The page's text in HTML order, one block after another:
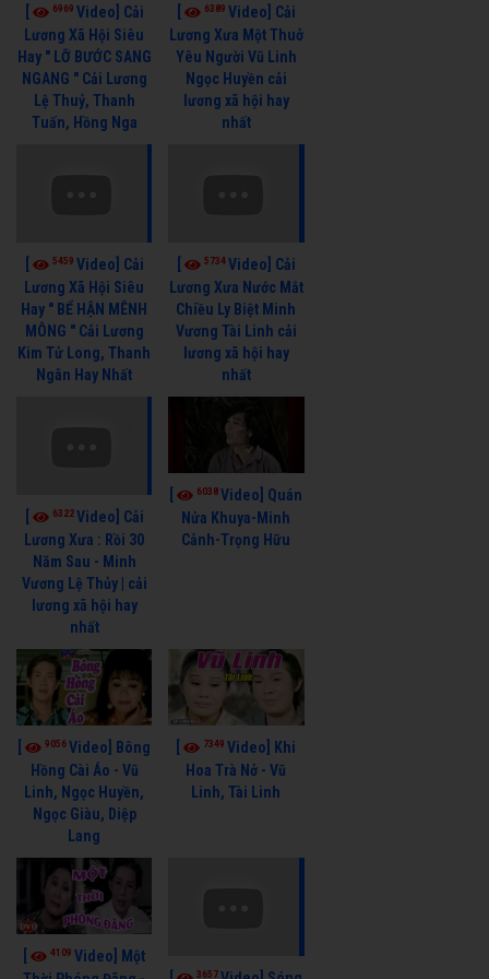
6969 Video] Cải
Lương Xã Hội Siêu
Hay " LỠ BƯỚC SANG
NGANG " Cải Lương
Lệ Thuỷ, Thanh
Tuấn, Hồng Nga
6389 Video] Cải
Lương Xưa Một Thuở
Yêu Người Vũ Linh
Ngọc Huyền cải
lương xã hội hay
nhất
5459 Video] Cải
Lương Xã Hội Siêu
Hay " BỂ HẬN MÊNH
MÔNG " Cải Lương
Kim Tử Long, Thanh
Ngân Hay Nhất
5734Video] Cải
Lương Xưa Nước Mắt
Chiều Ly Biệt Minh
Vương Tài Linh cải
lương xã hội hay
nhất
6322Video] Cải
Lương Xưa : Rồi 30
Năm Sau - Minh
Vương Lệ Thủy | cải
lương xã hội hay
nhất
6038Video] Quán
Nửa Khuya-Minh
Cảnh-Trọng Hữu
9056Video] Bông
Hồng Cài Áo - Vũ
Linh, Ngọc Huyền,
Ngọc Giàu, Diệp
Lang
7349Video] Khi
Hoa Trà Nở - Vũ
Linh, Tài Linh
4109Video] Một
3657